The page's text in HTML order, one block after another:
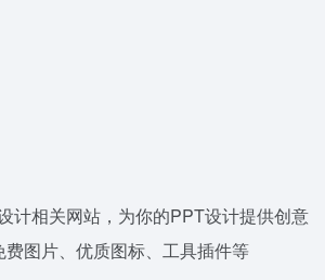
计相关网站，为你的PPT设计提供创意
费图片、优质图标、工具插件等